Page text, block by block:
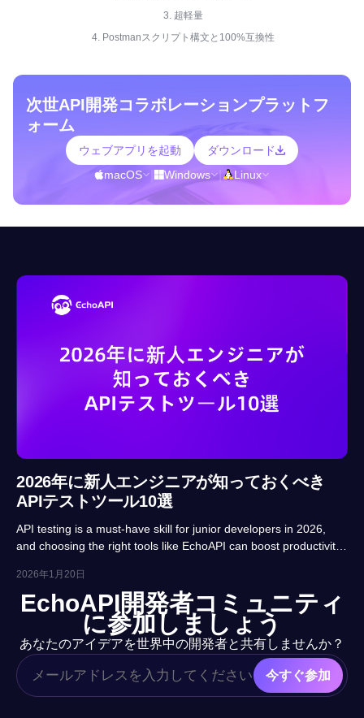
3. 超軽量
4. Postmanスクリプト構文と100%互換性
次世API開発コラボレーションプラットフ
ォーム
ウェブアプリを起動
ダウンロード
macOS
Windows Linux
2026年に新人エンジニアが知っておくべき
APIテストツール10選
API testing is a must-have skill for junior developers in 2026,
and choosing the right tools like EchoAPI can boost productivity
essential tools, balancing usability, automation and real-project
adaptability for beginners.
2026年1月20日
EchoAPI開発者コミュニティ
に参加しましょう
あなたのアイデアを世界中の開発者と共有しませんか？
今すぐ参加